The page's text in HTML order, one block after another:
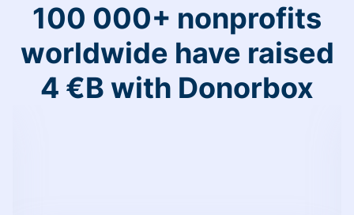
100 000+ nonprofits
worldwide have raised
4 €B with Donorbox